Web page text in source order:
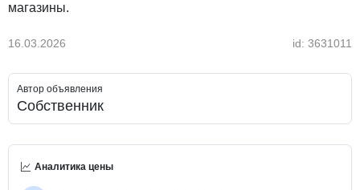
магазины.
16.03.2026 id: 3631011
Автор объявления
Собственник
Аналитика цены